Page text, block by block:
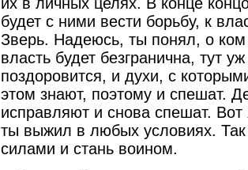
будет с ними вести борьбу, к
Зверь. Надеюсь, ты понял, о ком
власть будет безгранична, тут
поздоровится, и духи, с
этом знают, поэтому и спешат.
исправляют и снова спешат.
ты выжил в любых условиях. Так
силами и стань воином.